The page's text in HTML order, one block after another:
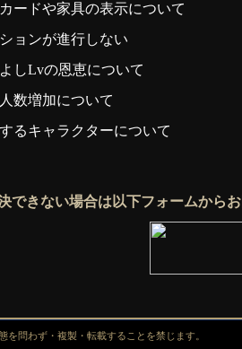
ードや家具の表示について
ョンが進行しない
しLvの恩恵について
数増加について
るキャラクターについて
できない場合は以下フォームから
問わず・複製・転載することを禁じます。